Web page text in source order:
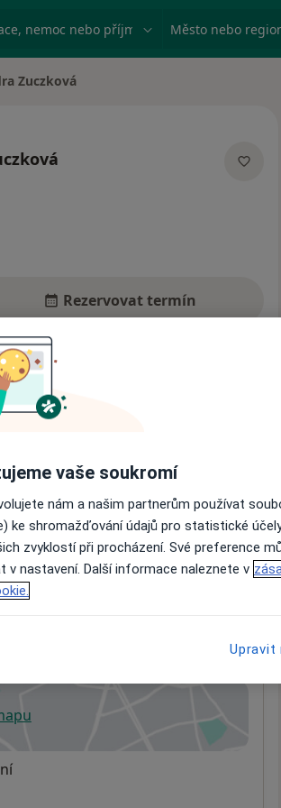
nemoc nebo příjmení Město nebo
Zuczková
Rezervovat termín
nejsou k dispozici
informace o svých službách.
v nové záložce
vaše soukromí
nám a našim partnerům používat
ke shromažďování údajů pro statistické
zvyklostí při procházení. Své preference
v nastavení. Další informace naleznete v
Upravit